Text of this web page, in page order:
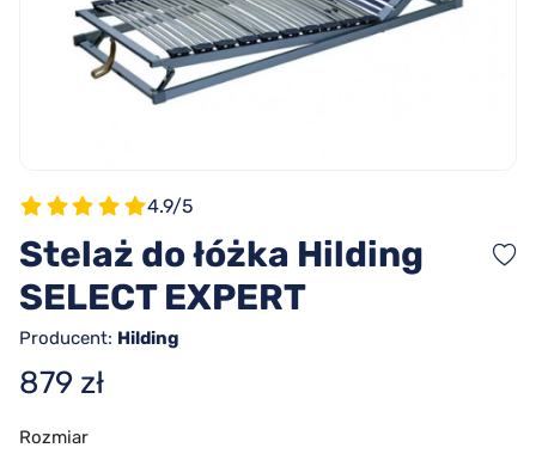
4.9/5
Stelaż do łóżka Hilding
SELECT EXPERT
Producent: Hilding
879 zł
Rozmiar